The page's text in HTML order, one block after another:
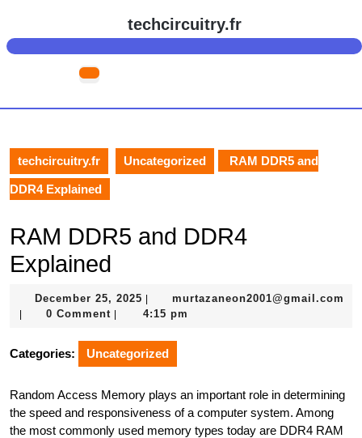
content
techcircuitry.fr
Open
techcircuitry.fr Uncategorized RAM DDR5 and
DDR4 Explained
RAM DDR5 and DDR4
Explained
December 25, 2025 December
25,
murtazaneon2001@gmail.com
murtazaneon2001@gmail.com
0 Comment 4:15 pm
Categories: Uncategorized
Random Access Memory plays an important role in determining
the speed and responsiveness of a computer system. Among
the most commonly used memory types today are DDR4 RAM